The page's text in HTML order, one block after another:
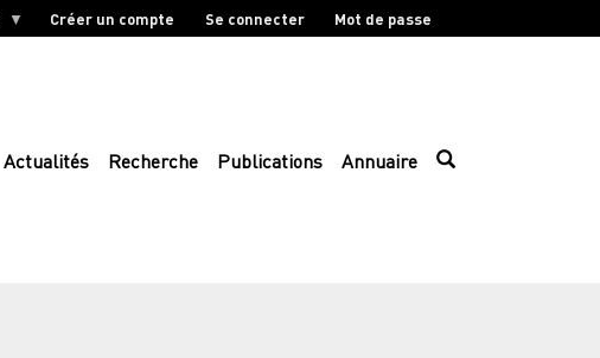
Créer un compte Se connecter Mot de passe
Actualités Recherche Publications Annuaire